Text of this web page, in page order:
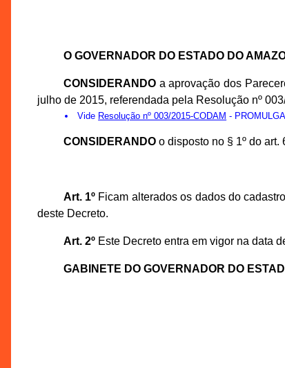
O GOVERNADOR DO ESTADO DO
CONSIDERANDOa aprovação dos
julho de 2015, referendada pela Resolução nº
Vide Resolução nº 003/2015-CODAM -
CONSIDERANDOo disposto no § 1º do art.
Art. 1ºFicam alterados os dados do
deste Decreto.
Art. 2ºEste Decreto entra em vigor na data
GABINETE DO GOVERNADOR DO